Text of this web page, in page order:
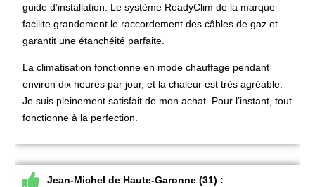
guide d’installation. Le système ReadyClim de la marque
facilite grandement le raccordement des câbles de gaz et
garantit une étanchéité parfaite.
La climatisation fonctionne en mode chauffage pendant
environ dix heures par jour, et la chaleur est très agréable.
Je suis pleinement satisfait de mon achat. Pour l’instant, tout
fonctionne à la perfection.
Jean-Michel de Haute-Garonne (31) :